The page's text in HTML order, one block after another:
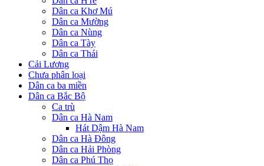
Dân ca Khơ Mú
Dân ca Mường
Dân ca Nùng
Dân ca Tày
Dân ca Thái
Cải Lương
Chưa phân loại
Dân ca ba miền
Dân ca Bắc Bộ
Ca trù
Dân ca Hà Nam
Hát Dậm Hà Nam
Dân ca Hà Đông
Dân ca Hải Phòng
Dân ca Phú Thọ